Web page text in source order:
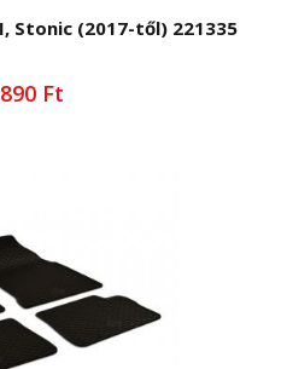
Stonic (2017-től) 221335
Ft